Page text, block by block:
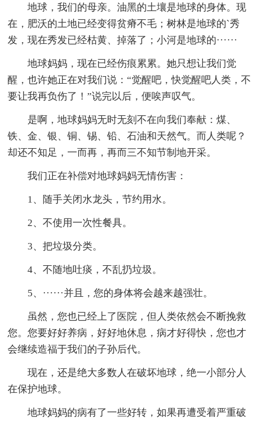
地球，我们的母亲。油黑的土壤是地球的身体。现
在，肥沃的土地已经变得贫瘠不毛；树林是地球的`秀
发，现在秀发已经枯黄、掉落了；小河是地球的······
地球妈妈，现在已经伤痕累累。她只想让我们觉
醒，也许她正在对我们说：“觉醒吧，快觉醒吧人类，不
要让我再负伤了！”说完以后，便唉声叹气。
是啊，地球妈妈无时无刻不在向我们奉献：煤、
铁、金、银、铜、锡、铅、石油和天然气。而人类呢？
却还不知足，一而再，再而三不知节制地开采。
我们正在补偿对地球妈妈无情伤害：
1、随手关闭水龙头，节约用水。
2、不使用一次性餐具。
3、把垃圾分类。
4、不随地吐痰，不乱扔垃圾。
5、······并且，您的身体将会越来越强壮。
虽然，您也已经上了医院，但人类依然会不断挽救
您。您要好好养病，好好地休息，病才好得快，您也才
会继续造福于我们的子孙后代。
现在，还是绝大多数人在破坏地球，绝一小部分人
在保护地球。
地球妈妈的病有了一些好转，如果再遭受着严重破